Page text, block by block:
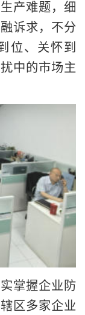
产难题，细
诉求，不分
位、关怀到
中的市场主
掌握企业防
区多家企业